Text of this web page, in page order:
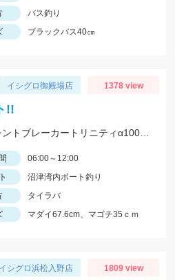
バス釣り
ブラックバス40㎝
イシグロ御殿場店 1378 view
!!
06:00～12:00
沼津湾内ボート釣り
タイラバ
マダイ67.6cm、マゴチ35ｃｍ
イシグロ浜松入野店 1809 view